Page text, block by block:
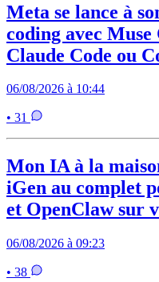
Meta se lance à
coding avec Muse
Claude Code ou
06/08/2026 à 10:44
• 31
Mon IA à la
iGen au complet
et OpenClaw sur
06/08/2026 à 09:23
• 38